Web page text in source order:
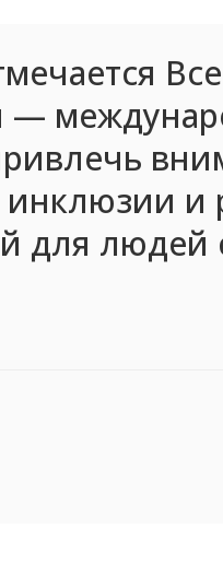
—
инклюзии и
для людей